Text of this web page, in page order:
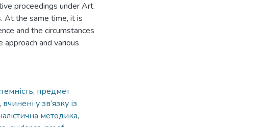
proceedings under Art.
At the same time, it is
and the circumstances
and various
, предмет
, вчинені у зв’язку із
методика,